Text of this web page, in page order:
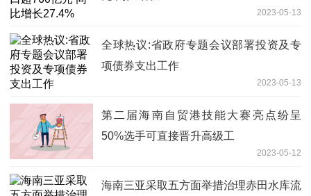
2023-05-13
全球热议:省政府专题会议部署投资及专
项债券支出工作
2023-05-13
第二届海南自贸港技能大赛亮点纷呈
50%选手可直接晋升高级工
2023-05-12
海南三亚采取五方面举措治理赤田水库流